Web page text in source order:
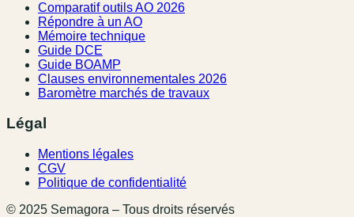
Comparatif outils AO 2026
Répondre à un AO
Mémoire technique
Guide DCE
Guide BOAMP
Clauses environnementales 2026
Baromètre marchés de travaux
Légal
Mentions légales
CGV
Politique de confidentialité
© 2025 Semagora – Tous droits réservés